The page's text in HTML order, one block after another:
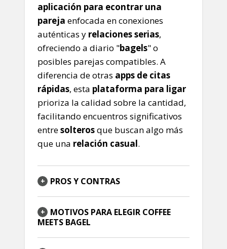
aplicación para econtrar una
pareja enfocada en conexiones
auténticas y relaciones serias,
ofreciendo a diario "bagels" o
posibles parejas compatibles. A
diferencia de otras apps de citas
rápidas, esta plataforma para ligar
prioriza la calidad sobre la cantidad,
facilitando encuentros significativos
entresolterosque buscan algo más
que una relación casual.
PROS Y CONTRAS
MOTIVOS PARA ELEGIR COFFEE
MEETS BAGEL